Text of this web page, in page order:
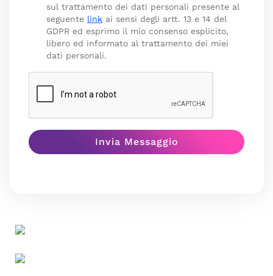
sul trattamento dei dati personali presente al
seguente link ai sensi degli artt. 13 e 14 del
GDPR ed esprimo il mio consenso esplicito,
libero ed informato al trattamento dei miei
dati personali.